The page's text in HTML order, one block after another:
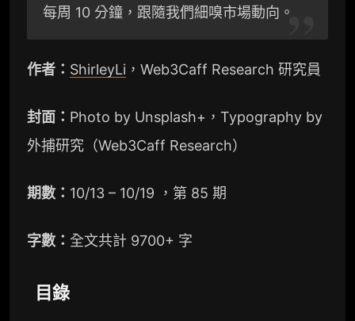
a
m
i
b
o
n
k
每周 10 分鐘，跟隨我們細嗅市場動向。
作者： ShirleyLi ，Web3Caff Research 研究員
封面： Photo by Unsplash+，Typography by
外捕研究（Web3Caff Research）
期數： 10/13 – 10/19 ，第 85 期
字數： 全文共計 9700+ 字
目錄